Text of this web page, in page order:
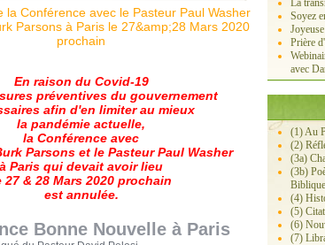
En raison du Covid-19
préventives du gouvernement
afin d'en limiter au mieux
la pandémie actuelle,
la Conférence avec
Parsons et le Pasteur Paul Washer
à Paris qui devait avoir lieu
27 & 28 Mars 2020 prochain
est annulée.
Bonne Nouvelle à Paris
La
Soyez
Prière
avec
(1) Au
(2)
(3a)
(3b)
(4)
(5)
(6)
(7)